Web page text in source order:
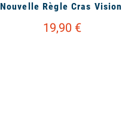
Nouvelle Règle Cras Vision
19,90 €